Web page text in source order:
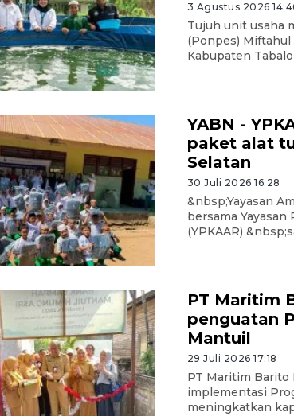
3 Agustus 2026
Tujuh unit usaha
(Ponpes) Miftahul
Kabupaten
YABN -
paket alat
Selatan
30 Juli 2026 16:28
&nbsp;Yayasan
bersama Yayasan
(YPKAAR)
PT Maritim
penguatan
Mantuil
29 Juli 2026 17:18
PT Maritim Barito
implementasi
meningkatkan